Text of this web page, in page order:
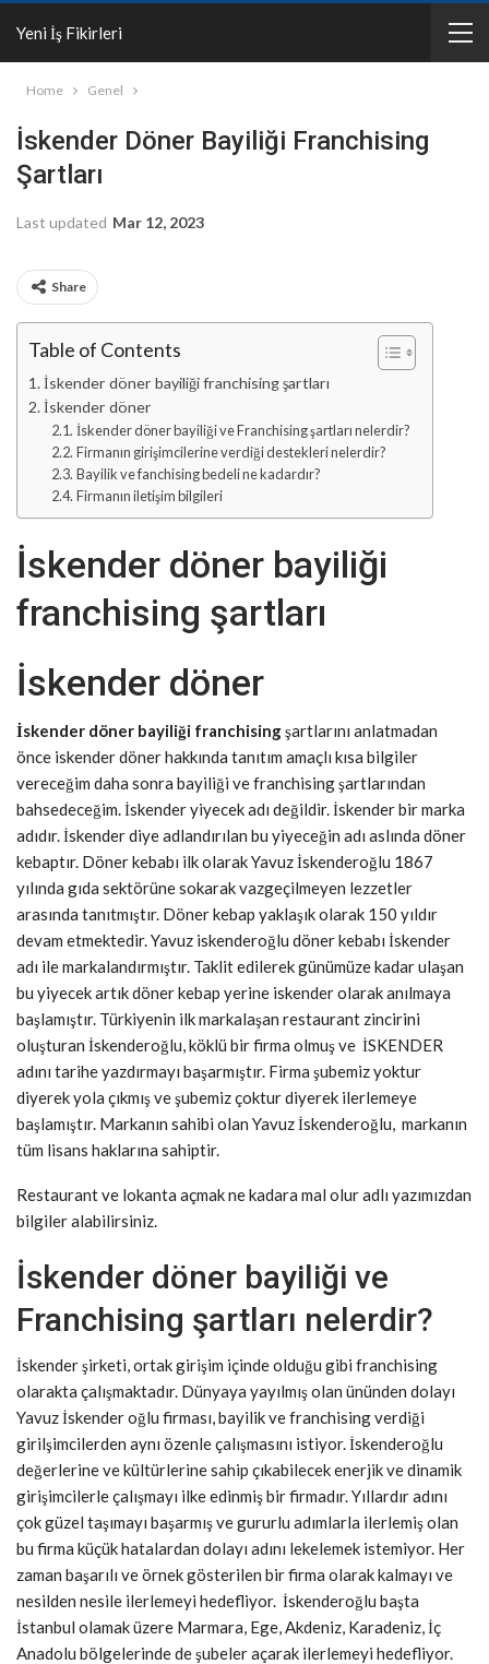
Yeni İş Fikirleri
Home Genel
İskender Döner Bayiliği Franchising
Şartları
Last updated Mar 12, 2023
Share
Table of Contents
İskender döner bayiliği franchising şartları
İskender döner
İskender döner bayiliği ve Franchising şartları nelerdir?
Firmanın girişimcilerine verdiği destekleri nelerdir?
Bayilik ve fanchising bedeli ne kadardır?
Firmanın iletişim bilgileri
İskender döner bayiliği
franchising şartları
İskender döner
İskender döner bayiliği franchisingşartlarını anlatmadan
önce iskender döner hakkında tanıtım amaçlı kısa bilgiler
vereceğim daha sonra bayiliği ve franchising şartlarından
bahsedeceğim. İskender yiyecek adı değildir. İskender bir marka
adıdır. İskender diye adlandırılan bu yiyeceğin adı aslında döner
kebaptır. Döner kebabı ilk olarak Yavuz İskenderoğlu 1867
yılında gıda sektörüne sokarak vazgeçilmeyen lezzetler
arasında tanıtmıştır. Döner kebap yaklaşık olarak 150 yıldır
devam etmektedir. Yavuz iskenderoğlu döner kebabı İskender
adı ile markalandırmıştır. Taklit edilerek günümüze kadar ulaşan
bu yiyecek artık döner kebap yerine iskender olarak anılmaya
başlamıştır. Türkiyenin ilk markalaşan restaurant zincirini
oluşturan İskenderoğlu, köklü bir firma olmuş ve İSKENDER
adını tarihe yazdırmayı başarmıştır. Firma şubemiz yoktur
diyerek yola çıkmış ve şubemiz çoktur diyerek ilerlemeye
başlamıştır. Markanın sahibi olan Yavuz İskenderoğlu, markanın
tüm lisans haklarına sahiptir.
Restaurant ve lokanta açmak ne kadara mal olur adlı yazımızdan
bilgiler alabilirsiniz.
İskender döner bayiliği ve
Franchising şartları nelerdir?
İskender şirketi, ortak girişim içinde olduğu gibi franchising
olarakta çalışmaktadır. Dünyaya yayılmış olan ününden dolayı
Yavuz İskender oğlu firması, bayilik ve franchising verdiği
girilşimcilerden aynı özenle çalışmasını istiyor. İskenderoğlu
değerlerine ve kültürlerine sahip çıkabilecek enerjik ve dinamik
girişimcilerle çalışmayı ilke edinmiş bir firmadır. Yıllardır adını
çok güzel taşımayı başarmış ve gururlu adımlarla ilerlemiş olan
bu firma küçük hatalardan dolayı adını lekelemek istemiyor. Her
zaman başarılı ve örnek gösterilen bir firma olarak kalmayı ve
nesilden nesile ilerlemeyi hedefliyor. İskenderoğlu başta
İstanbul olamak üzere Marmara, Ege, Akdeniz, Karadeniz, İç
Anadolu bölgelerinde de şubeler açarak ilerlemeyi hedefliyor.